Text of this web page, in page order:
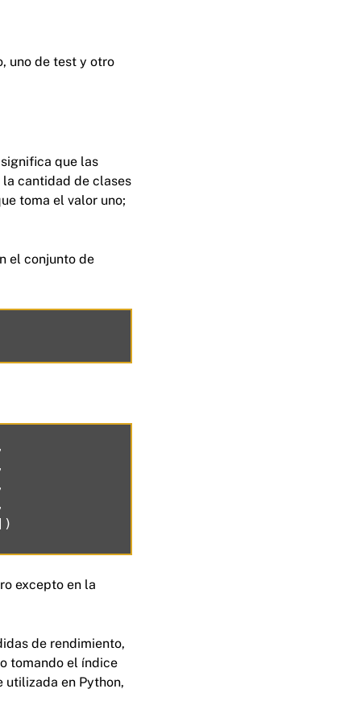
uno de test y otro
que las
la cantidad de clases
toma el valor uno;
el conjunto de
excepto en la
de rendimiento,
tomando el índice
utilizada en Python,